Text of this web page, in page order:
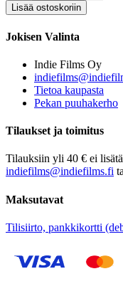
Jokisen Valinta
Indie Films Oy
Tietoa kaupasta
Pekan puuhakerho
Tilaukset ja toimitus
Tilauksiin yli 40 € ei
indiefilms@indiefilms.fi
Maksutavat
Tilisiirto, pankkikortti